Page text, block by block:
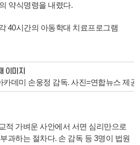
약식명령을 내렸다.
40시간의 아동학대 치료프로그램
카데미 손웅정 감독. 사진=연합뉴스 제공
적 가벼운 사안에서 서면 심리만으로
과하는 절차다. 손 감독 등 3명이 법원